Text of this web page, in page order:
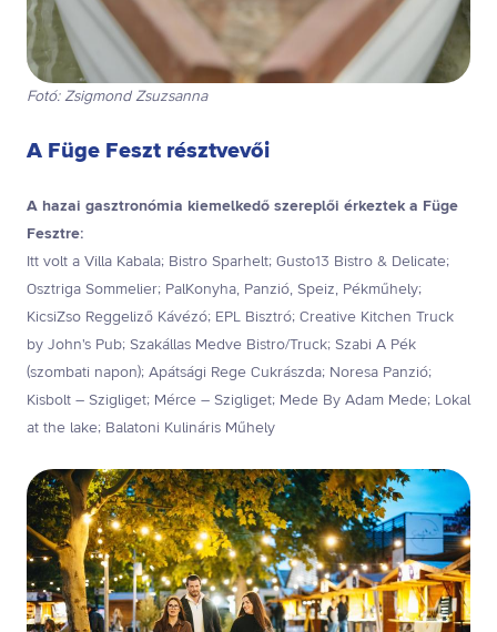
Fotó: Zsigmond Zsuzsanna
A Füge Feszt résztvevői
A hazai gasztronómia kiemelkedő szereplői érkeztek a Füge
Fesztre:
Itt volt a Villa Kabala; Bistro Sparhelt; Gusto13 Bistro & Delicate;
Osztriga Sommelier; PalKonyha, Panzió, Speiz, Pékműhely;
KicsiZso Reggeliző Kávézó; EPL Bisztró; Creative Kitchen Truck
by John's Pub; Szakállas Medve Bistro/Truck; Szabi A Pék
(szombati napon); Apátsági Rege Cukrászda; Noresa Panzió;
Kisbolt – Szigliget; Mérce – Szigliget; Mede By Adam Mede; Lokal
at the lake; Balatoni Kulináris Műhely